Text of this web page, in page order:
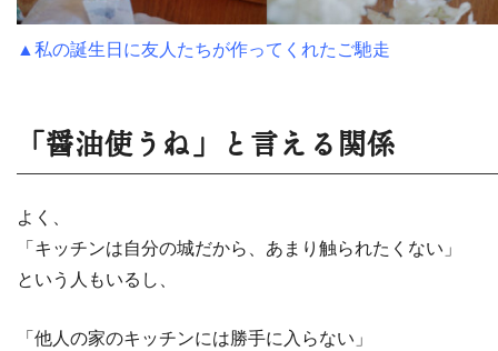
▲私の誕生日に友人たちが作ってくれたご馳走
「醤油使うね」と言える関係
よく、
「キッチンは自分の城だから、あまり触られたくない」
という人もいるし、
「他人の家のキッチンには勝手に入らない」